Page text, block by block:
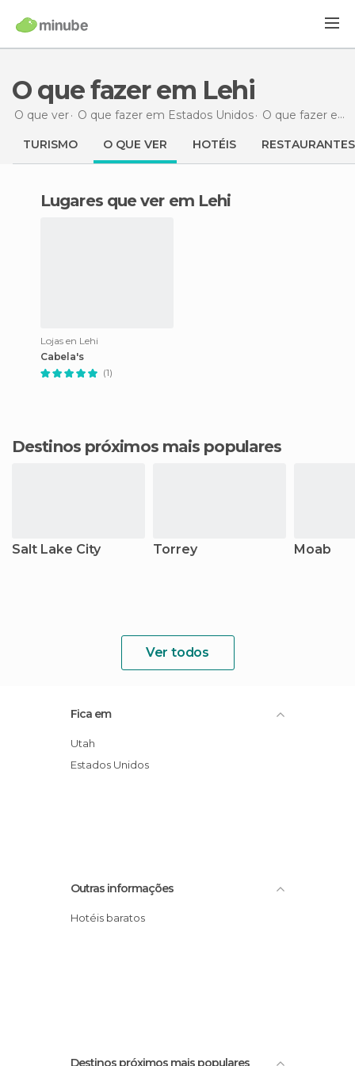
O que fazer em Lehi
O que ver O que fazer em Estados Unidos O que fazer em Utah
TURISMO O QUE VER HOTÉIS RESTAURANTES
Lugares que ver em Lehi
Lojas en Lehi
Cabela's
(1)
Destinos próximos mais populares
Salt Lake City Torrey Moab
Ver todos
Fica em
Utah
Estados Unidos
Outras informações
Hotéis baratos
Destinos próximos mais populares